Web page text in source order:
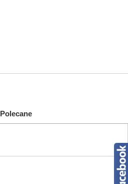
Polecane